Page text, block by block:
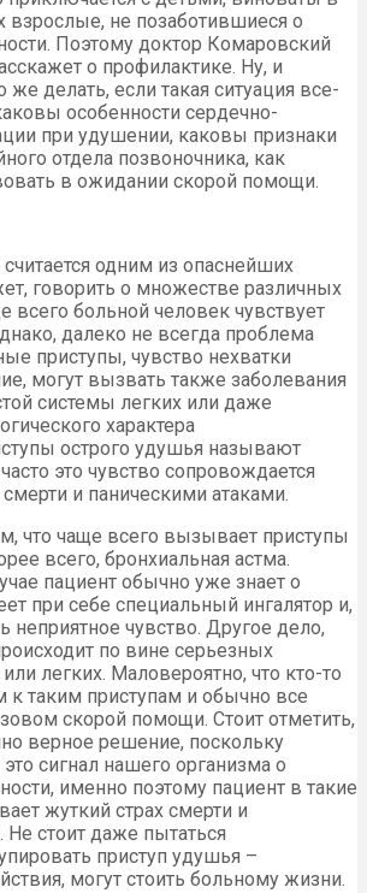
не позаботившиеся о
Поэтому доктор Комаровский
о профилактике. Ну, и
же делать, если такая ситуация все-
особенности сердечно-
при удушении, каковы признаки
отдела позвоночника, как
в ожидании скорой помощи.
одним из опаснейших
говорить о множестве различных
всего больной человек чувствует
далеко не всегда проблема
приступы, чувство нехватки
могут вызвать также заболевания
системы легких или даже
характера
острого удушья называют
это чувство сопровождается
и паническими атаками.
что чаще всего вызывает приступы
всего, бронхиальная астма.
пациент обычно уже знает о
при себе специальный ингалятор и,
неприятное чувство. Другое дело,
по вине серьезных
легких. Маловероятно, что кто-то
к таким приступам и обычно все
скорой помощи. Стоит отметить,
верное решение, поскольку
сигнал нашего организма о
именно поэтому пациент в такие
жуткий страх смерти и
Не стоит даже пытаться
приступ удушья –
могут стоить больному жизни.